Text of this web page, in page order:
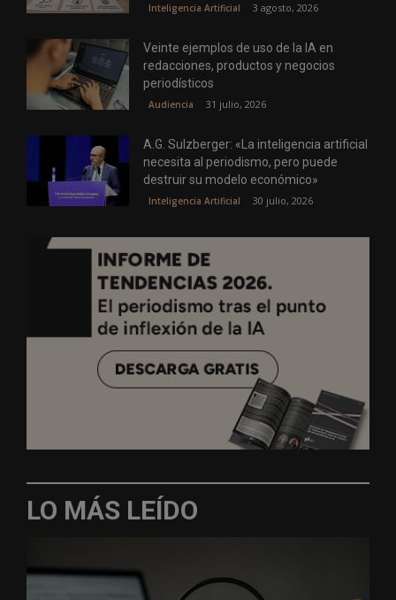
Inteligencia Artificial 3 agosto, 2026
Veinte ejemplos de uso de la IA en
redacciones, productos y negocios
periodísticos
Audiencia 31 julio, 2026
A.G. Sulzberger: «La inteligencia artificial
necesita al periodismo, pero puede
destruir su modelo económico»
Inteligencia Artificial 30 julio, 2026
LO MÁS LEÍDO